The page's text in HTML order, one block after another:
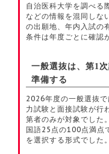
自治医科大学を調べる
などの情報を混同しな
の出願地、年内入試の
条件は年度ごとに確認
一般選抜は、第1
準備する
2026年度の一般選抜
力試験と面接試験が行
第者のみが対象でした
国語25点の100点満点
を選択する形式でした。